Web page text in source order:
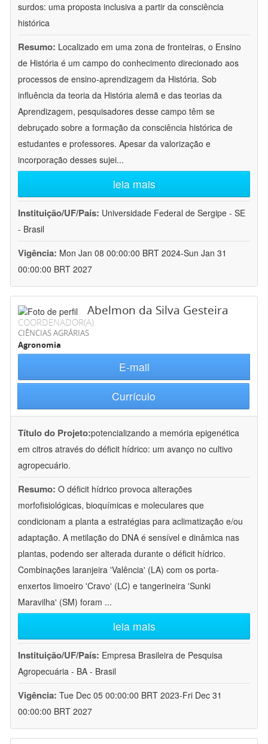
surdos: uma proposta inclusiva a partir da consciência
histórica
Resumo: Localizado em uma zona de fronteiras, o Ensino
de História é um campo do conhecimento direcionado aos
processos de ensino-aprendizagem da História. Sob
influência da teoria da História alemã e das teorias da
Aprendizagem, pesquisadores desse campo têm se
debruçado sobre a formação da consciência histórica de
estudantes e professores. Apesar da valorização e
incorporação desses sujei...
leia mais
Instituição/UF/País: Universidade Federal de Sergipe - SE
- Brasil
Vigência: Mon Jan 08 00:00:00 BRT 2024-Sun Jan 31
00:00:00 BRT 2027
Abelmon da Silva Gesteira
COORDENADOR(A)
CIÊNCIAS AGRÁRIAS
Agronomia
E-mail
Currículo
Título do Projeto:potencializando a memória epigenética
em citros através do déficit hídrico: um avanço no cultivo
agropecuário.
Resumo: O déficit hídrico provoca alterações
morfofisiológicas, bioquímicas e moleculares que
condicionam a planta a estratégias para aclimatização e/ou
adaptação. A metilação do DNA é sensível e dinâmica nas
plantas, podendo ser alterada durante o déficit hídrico.
Combinações laranjeira 'Valência' (LA) com os porta-
enxertos limoeiro 'Cravo' (LC) e tangerineira 'Sunki
Maravilha' (SM) foram ...
leia mais
Instituição/UF/País: Empresa Brasileira de Pesquisa
Agropecuária - BA - Brasil
Vigência: Tue Dec 05 00:00:00 BRT 2023-Fri Dec 31
00:00:00 BRT 2027